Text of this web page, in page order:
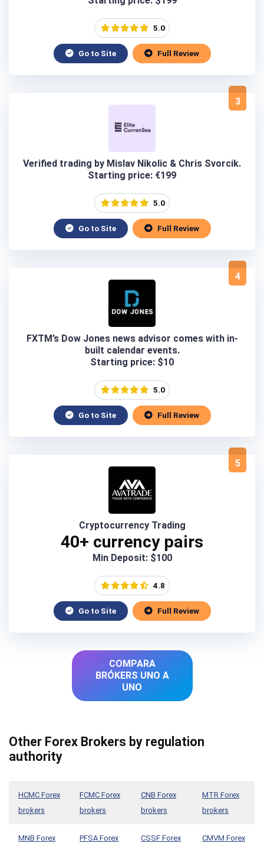
5.0
Go to Site Full Review
3
Verified trading by Mislav Nikolic & Chris Svorcik.
Starting price: €199
5.0
Go to Site Full Review
4
FXTM’s Dow Jones news advisor comes with in-
built calendar events.
Starting price: $10
5.0
Go to Site Full Review
5
Cryptocurrency Trading
40+ currency pairs
Min Deposit: $100
4.8
Go to Site Full Review
COMPARA
BRÓKERS UNO A
UNO
Other Forex Brokers by regulation
authority
HCMC Forex
brokers
FCMC Forex
brokers
CNB Forex
brokers
MTR Forex
brokers
MNB Forex
PFSA Forex
CSSF Forex
CMVM Forex